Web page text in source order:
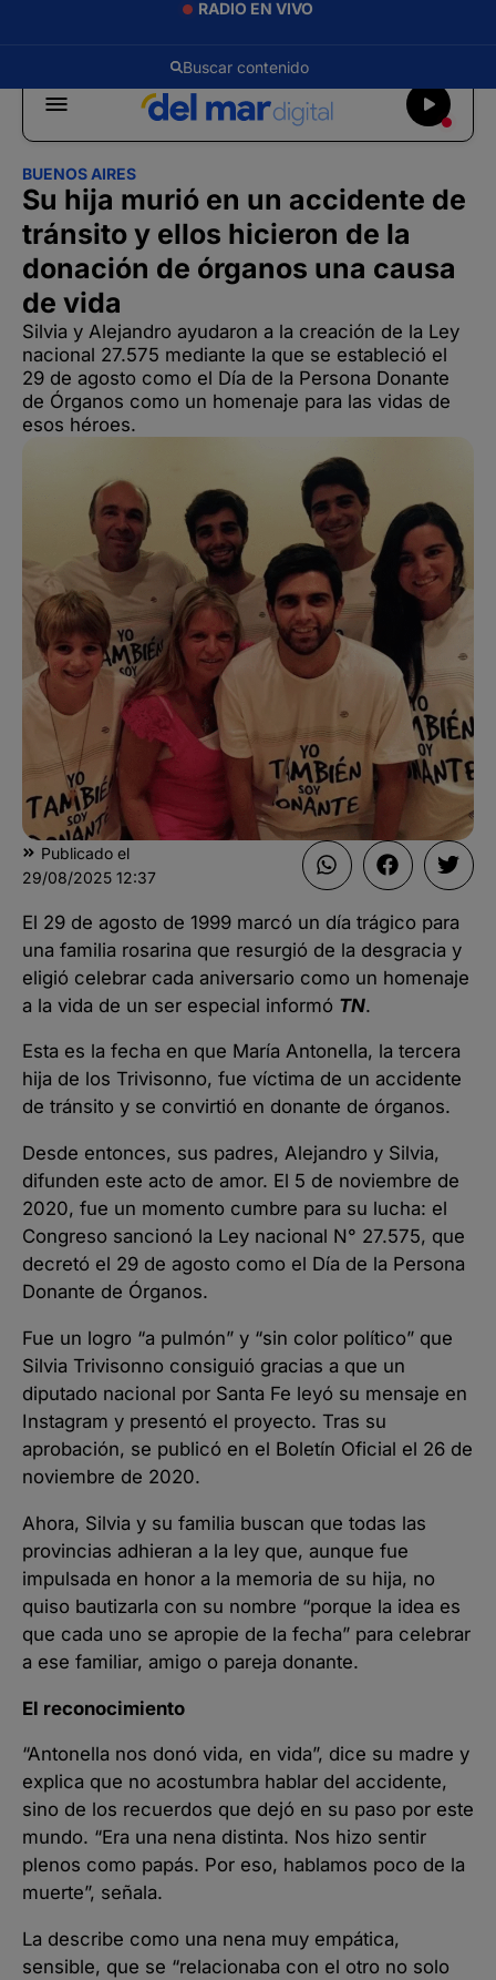
RADIO EN VIVO
BUENOS AIRES
Su hija murió en un accidente de
tránsito y ellos hicieron de la
donación de órganos una causa
de vida
Silvia y Alejandro ayudaron a la creación de la Ley
nacional 27.575 mediante la que se estableció el
29 de agosto como el Día de la Persona Donante
de Órganos como un homenaje para las vidas de
esos héroes.
Publicado el
29/08/2025 12:37
El 29 de agosto de 1999 marcó un día trágico para
una familia rosarina que resurgió de la desgracia y
eligió celebrar cada aniversario como un homenaje
a la vida de un ser especial informó TN.
Esta es la fecha en que María Antonella, la tercera
hija de los Trivisonno, fue víctima de un accidente
de tránsito y se convirtió en donante de órganos.
Desde entonces, sus padres, Alejandro y Silvia,
difunden este acto de amor. El 5 de noviembre de
2020, fue un momento cumbre para su lucha: el
Congreso sancionó la Ley nacional N° 27.575, que
decretó el 29 de agosto como el Día de la Persona
Donante de Órganos.
Fue un logro “a pulmón” y “sin color político” que
Silvia Trivisonno consiguió gracias a que un
diputado nacional por Santa Fe leyó su mensaje en
Instagram y presentó el proyecto. Tras su
aprobación, se publicó en el Boletín Oficial el 26 de
noviembre de 2020.
Ahora, Silvia y su familia buscan que todas las
provincias adhieran a la ley que, aunque fue
impulsada en honor a la memoria de su hija, no
quiso bautizarla con su nombre “porque la idea es
que cada uno se apropie de la fecha” para celebrar
a ese familiar, amigo o pareja donante.
El reconocimiento
“Antonella nos donó vida, en vida”, dice su madre y
explica que no acostumbra hablar del accidente,
sino de los recuerdos que dejó en su paso por este
mundo. “Era una nena distinta. Nos hizo sentir
plenos como papás. Por eso, hablamos poco de la
muerte”, señala.
La describe como una nena muy empática,
sensible, que se “relacionaba con el otro no solo